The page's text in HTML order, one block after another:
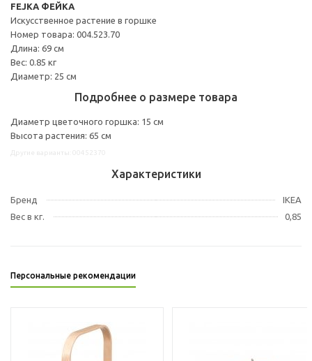
FEJKA ФЕЙКА
Искусственное растение в горшке
Номер товара: 004.523.70
Длина: 69 см
Вес: 0.85 кг
Диаметр: 25 см
Подробнее о размере товара
Диаметр цветочного горшка: 15 см
Высота растения: 65 см
Характеристики
Бренд
IKEA
Вес в кг.
0,85
Персональные рекомендации